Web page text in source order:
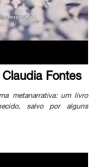
Fontes
metanarrativa: um livro
salvo por alguns